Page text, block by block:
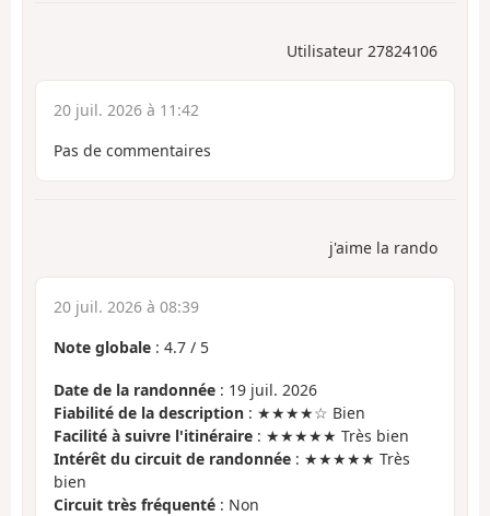
Utilisateur 27824106
20 juil. 2026 à 11:42
Pas de commentaires
j'aime la rando
20 juil. 2026 à 08:39
Note globale : 4.7 / 5
Date de la randonnée : 19 juil. 2026
Fiabilité de la description : ★★★★☆ Bien
Facilité à suivre l'itinéraire : ★★★★★ Très bien
Intérêt du circuit de randonnée : ★★★★★ Très
bien
Circuit très fréquenté : Non